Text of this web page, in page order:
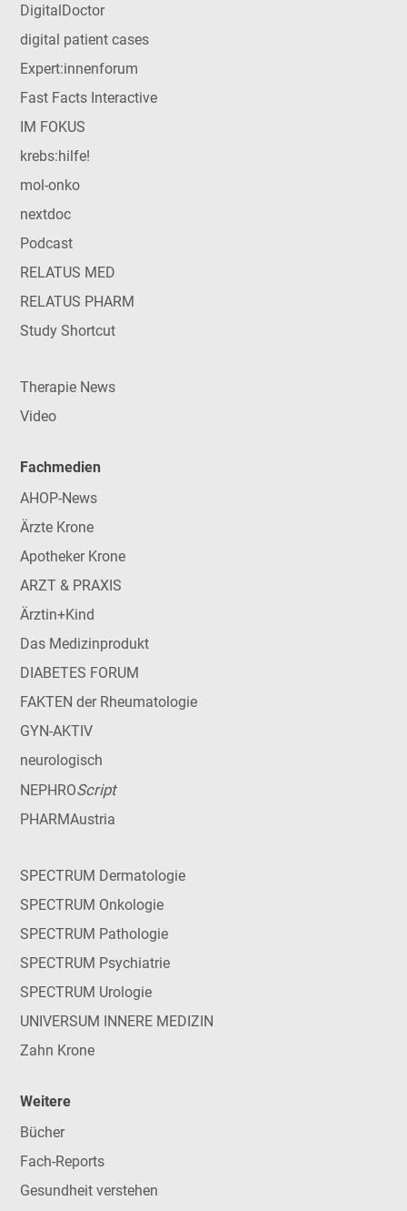
DigitalDoctor
digital patient cases
Expert:innenforum
Fast Facts Interactive
IM FOKUS
krebs:hilfe!
mol-onko
nextdoc
Podcast
RELATUS MED
RELATUS PHARM
Study Shortcut
Therapie News
Video
Fachmedien
AHOP-News
Ärzte Krone
Apotheker Krone
ARZT & PRAXIS
Ärztin+Kind
Das Medizinprodukt
DIABETES FORUM
FAKTEN der Rheumatologie
GYN-AKTIV
neurologisch
NEPHROScript
PHARMAustria
SPECTRUM Dermatologie
SPECTRUM Onkologie
SPECTRUM Pathologie
SPECTRUM Psychiatrie
SPECTRUM Urologie
UNIVERSUM INNERE MEDIZIN
Zahn Krone
Weitere
Bücher
Fach-Reports
Gesundheit verstehen